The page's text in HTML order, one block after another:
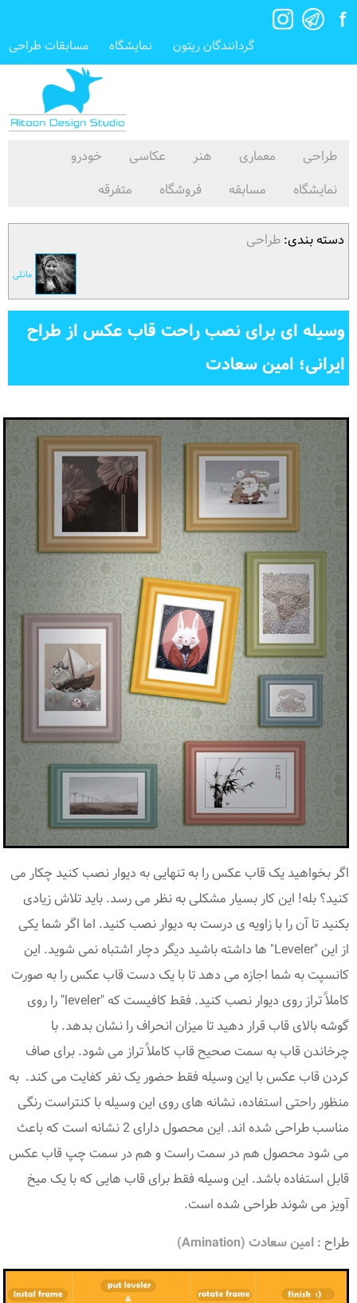
گردانندگان ریتون نمایشگاه مسابقات طراحی
طراحی معماری هنر عکاسی
خودرو
نمایشگاه
مسابقه فروشگاه متفرقه
دسته بندی:طراحی
مانلی
وسیله ای برای نصب راحت قاب عکس از طراح
ایرانی؛ امین سعادت
اگر بخواهید یک قاب عکس را به تنهایی به دیوار نصب کنید چکار می
کنید؟ بله! این کار بسیار مشکلی به نظر می رسد. باید تلاش زیادی
بکنید تا آن را با زاویه ی درست به دیوار نصب کنید. اما اگر شما یکی
از این "Leveler" ها داشته باشید دیگر دچار اشتباه نمی شوید. این
کانسپت به شما اجازه می دهد تا با یک دست قاب عکس را به صورت
کاملاً تراز روی دیوار نصب کنید. فقط کافیست که "leveler" را روی
گوشه بالای قاب قرار دهید تا میزان انحراف را نشان بدهد. با
چرخاندن قاب به سمت صحیح قاب کاملاً تراز می شود. برای صاف
کردن قاب عکس با این وسیله فقط حضور یک نفر کفایت می کند. به
منظور راحتی استفاده، نشانه های روی این وسیله با کنتراست رنگی
مناسب طراحی شده اند. این محصول دارای 2 نشانه است که باعث
می شود محصول هم در سمت راست و هم در سمت چپ قاب عکس
قابل استفاده باشد. این وسیله فقط برای قاب هایی که با یک میخ
آویز می شوند طراحی شده است.
طراح :امین سعادت (Amination)